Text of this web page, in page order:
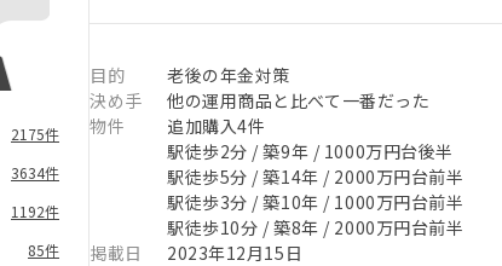
2175件
3634件
1192件
85件
目的
老後の年金対策
決め手
他の運用商品と比べて一番だった
物件
追加購入4件
駅徒歩2分 / 築9年 / 1000万円台後半
駅徒歩5分 / 築14年 / 2000万円台前半
駅徒歩3分 / 築10年 / 1000万円台前半
駅徒歩10分 / 築8年 / 2000万円台前半
掲載日
2023年12月15日